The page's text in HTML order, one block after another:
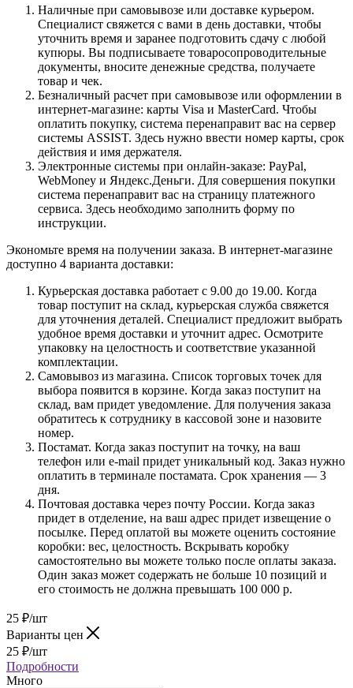
Наличные при самовывозе или доставке курьером.
Специалист свяжется с вами в день доставки, чтобы
уточнить время и заранее подготовить сдачу с любой
купюры. Вы подписываете товаросопроводительные
документы, вносите денежные средства, получаете
товар и чек.
Безналичный расчет при самовывозе или оформлении в
интернет-магазине: карты Visa и MasterCard. Чтобы
оплатить покупку, система перенаправит вас на сервер
системы ASSIST. Здесь нужно ввести номер карты, срок
действия и имя держателя.
Электронные системы при онлайн-заказе: PayPal,
WebMoney и Яндекс.Деньги. Для совершения покупки
система перенаправит вас на страницу платежного
сервиса. Здесь необходимо заполнить форму по
инструкции.
Экономьте время на получении заказа. В интернет-магазине
доступно 4 варианта доставки:
Курьерская доставка работает с 9.00 до 19.00. Когда
товар поступит на склад, курьерская служба свяжется
для уточнения деталей. Специалист предложит выбрать
удобное время доставки и уточнит адрес. Осмотрите
упаковку на целостность и соответствие указанной
комплектации.
Самовывоз из магазина. Список торговых точек для
выбора появится в корзине. Когда заказ поступит на
склад, вам придет уведомление. Для получения заказа
обратитесь к сотруднику в кассовой зоне и назовите
номер.
Постамат. Когда заказ поступит на точку, на ваш
телефон или e-mail придет уникальный код. Заказ нужно
оплатить в терминале постамата. Срок хранения — 3
дня.
Почтовая доставка через почту России. Когда заказ
придет в отделение, на ваш адрес придет извещение о
посылке. Перед оплатой вы можете оценить состояние
коробки: вес, целостность. Вскрывать коробку
самостоятельно вы можете только после оплаты заказа.
Один заказ может содержать не больше 10 позиций и
его стоимость не должна превышать 100 000 р.
25 ₽/шт
Варианты цен
25 ₽/шт
Подробности
Много